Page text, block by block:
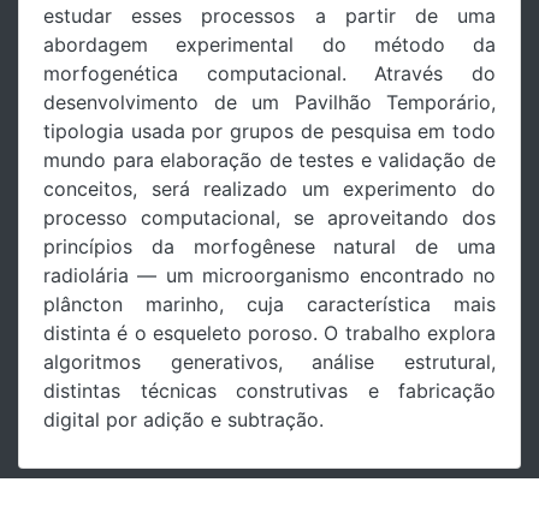
estudar esses processos a partir de uma
abordagem experimental do método da
morfogenética computacional. Através do
desenvolvimento de um Pavilhão Temporário,
tipologia usada por grupos de pesquisa em todo
mundo para elaboração de testes e validação de
conceitos, será realizado um experimento do
processo computacional, se aproveitando dos
princípios da morfogênese natural de uma
radiolária — um microorganismo encontrado no
plâncton marinho, cuja característica mais
distinta é o esqueleto poroso. O trabalho explora
algoritmos generativos, análise estrutural,
distintas técnicas construtivas e fabricação
digital por adição e subtração.